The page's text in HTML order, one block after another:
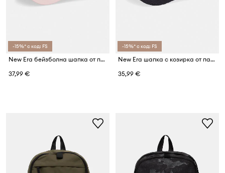
-15%* с код: FS
New Era бейзболна шапка от памучна материя WS PATCH 940 LA DODGERSCO
37,99 €
-15%* с код: FS
New Era шапка с козирка от памук BRODERIE 920 NYY
35,99 €